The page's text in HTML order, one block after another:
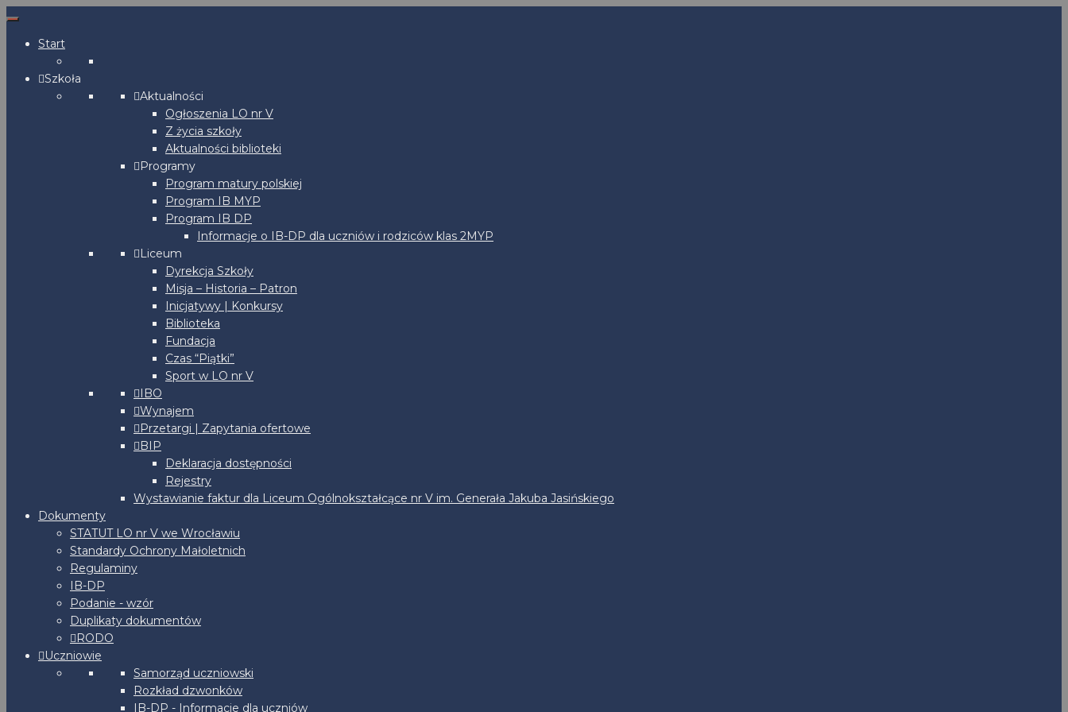
Start
Szkoła
Aktualności
Ogłoszenia LO nr V
Z życia szkoły
Aktualności biblioteki
Programy
Program matury polskiej
Program IB MYP
Program IB DP
Informacje o IB-DP dla uczniów i rodziców klas 2MYP
Liceum
Dyrekcja Szkoły
Misja – Historia – Patron
Inicjatywy | Konkursy
Biblioteka
Fundacja
Czas “Piątki”
Sport w LO nr V
IBO
Wynajem
Przetargi | Zapytania ofertowe
BIP
Deklaracja dostępności
Rejestry
Wystawianie faktur dla Liceum Ogólnokształcące nr V im. Generała Jakuba Jasińskiego
Dokumenty
STATUT LO nr V we Wrocławiu
Standardy Ochrony Małoletnich
Regulaminy
IB-DP
Podanie - wzór
Duplikaty dokumentów
RODO
Uczniowie
Samorząd uczniowski
Rozkład dzwonków
IB-DP - Informacje dla uczniów